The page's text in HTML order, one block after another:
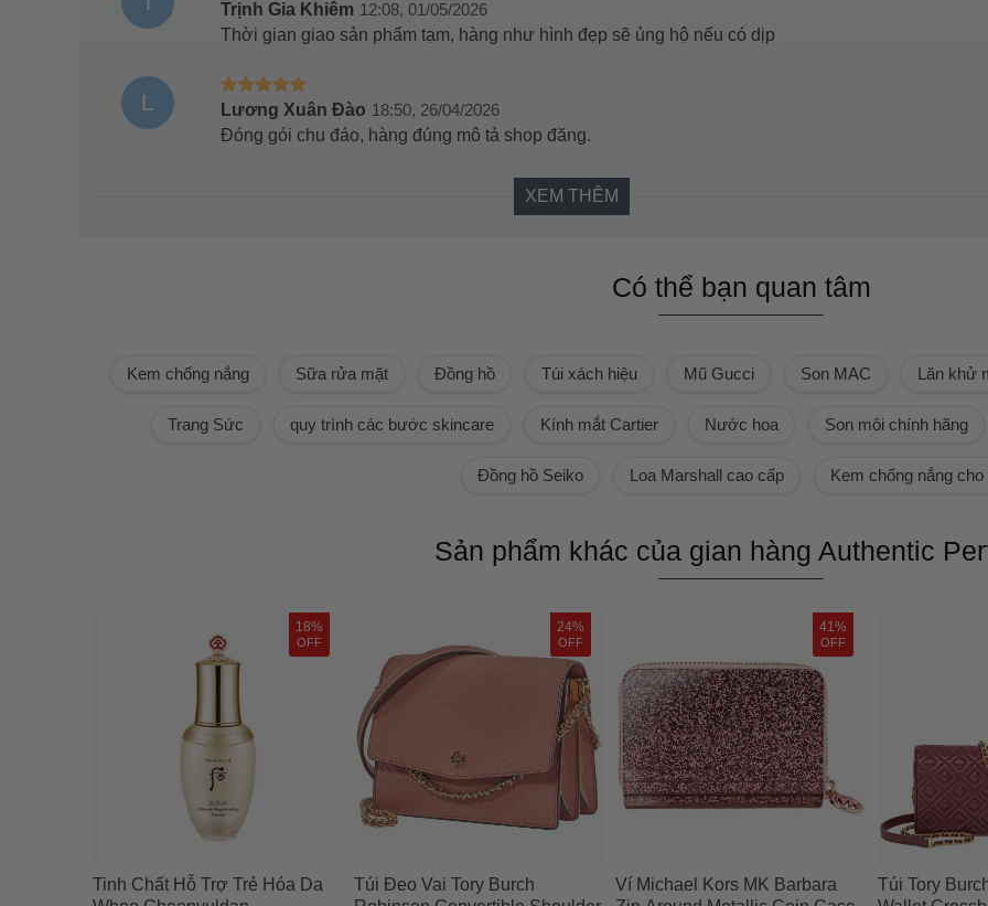
Trịnh Gia Khiêm 12:08, 01/05/2026
Thời gian giao sản phẩm tạm, hàng như hình đẹp sẽ ủng hộ nếu có dịp
L Lương Xuân Đào 18:50, 26/04/2026
Đóng gói chu đáo, hàng đúng mô tả shop đăng.
XEM THÊM
Có thể bạn quan tâm
Kem chống nắng Sữa rửa mặt Đồng hồ Túi xách hiệu Mũ Gucci Son MAC Lăn khử
Trang Sức quy trình các bước skincare Kính mắt Cartier Nước hoa Son môi chính hãng
Đồng hồ Seiko Loa Marshall cao cấp Kem chống nắng cho
Sản phẩm khác của gian hàng Authentic
18%
OFF
Tinh Chất Hỗ Trợ Trẻ Hóa Da
24%
OFF
Túi Đeo Vai Tory Burch
41%
OFF
Ví Michael Kors MK Barbara
Túi Tory